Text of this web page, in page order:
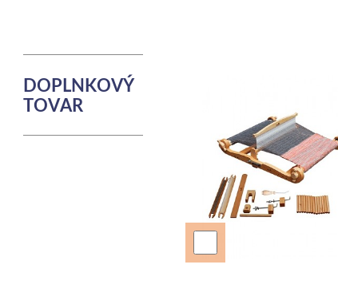
DOPLNKOVÝ
TOVAR